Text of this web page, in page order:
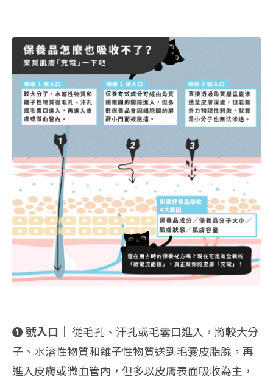
❶ 號入口｜ 從毛孔、汗孔或毛囊口進入，將較大分
子、水溶性物質和離子性物質送到毛囊皮脂腺，再
進入皮膚或微血管內，但多以皮膚表面吸收為主，